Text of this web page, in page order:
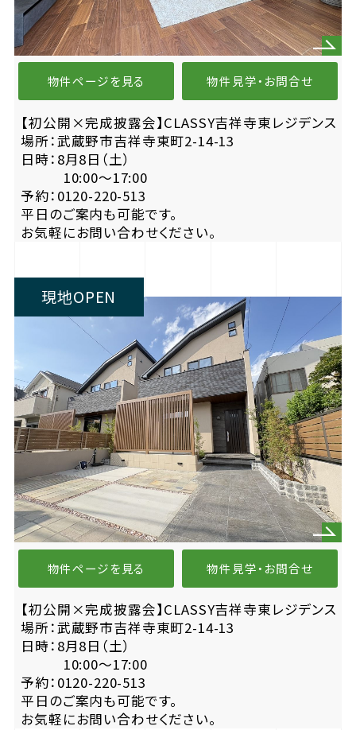
物件ページを見る 物件見学・お問合せ
【初公開×完成披露会】CLASSY吉祥寺東レジデンス
場所：武蔵野市吉祥寺東町2-14-13
日時：8月8日（土）
10:00〜17:00
予約：0120-220-513
平日のご案内も可能です。
お気軽にお問い合わせください。
現地OPEN
物件ページを見る 物件見学・お問合せ
【初公開×完成披露会】CLASSY吉祥寺東レジデンス
場所：武蔵野市吉祥寺東町2-14-13
日時：8月8日（土）
10:00〜17:00
予約：0120-220-513
平日のご案内も可能です。
お気軽にお問い合わせください。